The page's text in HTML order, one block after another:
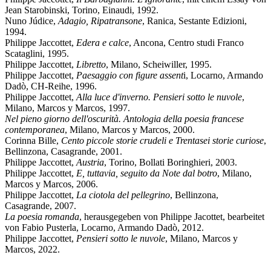
Jean Starobinski, Torino, Einaudi, 1992.
Nuno Júdice, Adagio, Ripatransone, Ranica, Sestante Edizioni,
1994.
Philippe Jaccottet, Edera e calce, Ancona, Centro studi Franco
Scataglini, 1995.
Philippe Jaccottet, Libretto, Milano, Scheiwiller, 1995.
Philippe Jaccottet, Paesaggio con figure assenti, Locarno, Armando
Dadò, CH-Reihe, 1996.
Philippe Jaccottet, Alla luce d'inverno. Pensieri sotto le nuvole,
Milano, Marcos y Marcos, 1997.
Nel pieno giorno dell'oscurità. Antologia della poesia francese
contemporanea, Milano, Marcos y Marcos, 2000.
Corinna Bille, Cento piccole storie crudeli e Trentasei storie curiose,
Bellinzona, Casagrande, 2001.
Philippe Jaccottet, Austria, Torino, Bollati Boringhieri, 2003.
Philippe Jaccottet, E, tuttavia, seguito da Note dal botro, Milano,
Marcos y Marcos, 2006.
Philippe Jaccottet, La ciotola del pellegrino, Bellinzona,
Casagrande, 2007.
La poesia romanda, herausgegeben von Philippe Jacottet, bearbeitet
von Fabio Pusterla, Locarno, Armando Dadò, 2012.
Philippe Jaccottet, Pensieri sotto le nuvole, Milano, Marcos y
Marcos, 2022.